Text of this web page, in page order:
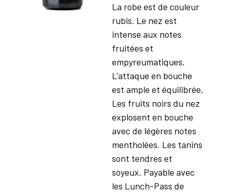
La robe est de couleur
rubis. Le nez est
intense aux notes
fruitées et
empyreumatiques.
L'attaque en bouche
est ample et équilibrée,
Les fruits noirs du nez
explosent en bouche
avec de légères notes
mentholées. Les tanins
sont tendres et
soyeux. Payable avec
les Lunch-Pass de